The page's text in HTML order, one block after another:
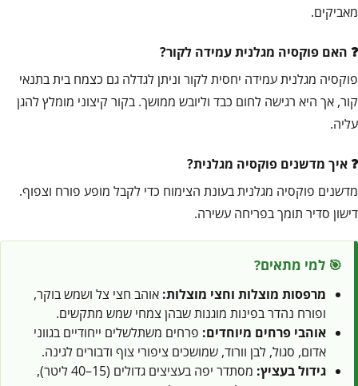
מאביקים.
האם פוקסיה מגלנית עמידה לקור?
פוקסיה מגלנית עמידה יחסית לקור וניתן לגדלה גם כצמח בית בתנאי
קור, אך היא רגישה לחום כבד וליובש ממושך. בקור קיצוני מומלץ להגן
עליה.
איך מדשנים פוקסיה מגלנית?
מדשנים פוקסיה מגלנית בעונת הצימוח כדי לקבל מופע פורח וצפוף.
דישון סדיר תומך בפריחה עשירה.
🎯 למי מתאים?
מרפסות מוצלות וחצי מוצלות: אוהב חצי צל ושמש בוקר,
ופורח נהדר בפינות מוגנות שבהן צמחי שמש מתקשים.
אוהבי פרחים מיוחדים: פרחים משתלשלים ייחודיים בגווני
אדום, סגול, לבן וורוד, שמושכים ציפורי צוף ודבורים לגינה.
גידול בעציץ:
מסתדר יפה בעציצים גדולים (15–40 ליטר),